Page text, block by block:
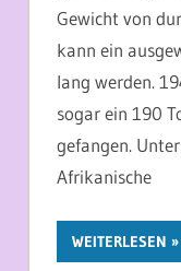
Gewicht von
kann ein
lang werden.
sogar ein 190
gefangen.
Afrikanische
WEITERLESEN